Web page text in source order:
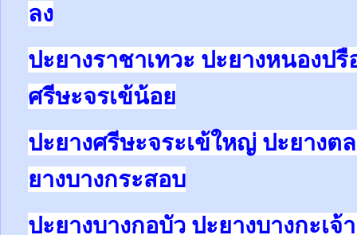
ลง
ปะยางราชาเทวะ ปะยางหนองปรื
ศรีษะจรเข้น้อย
ปะยางศรีษะจระเข้ใหญ่ ปะยางต
ยางบางกระสอบ
ปะยางบางกอบัว ปะยางบางกะเจ้